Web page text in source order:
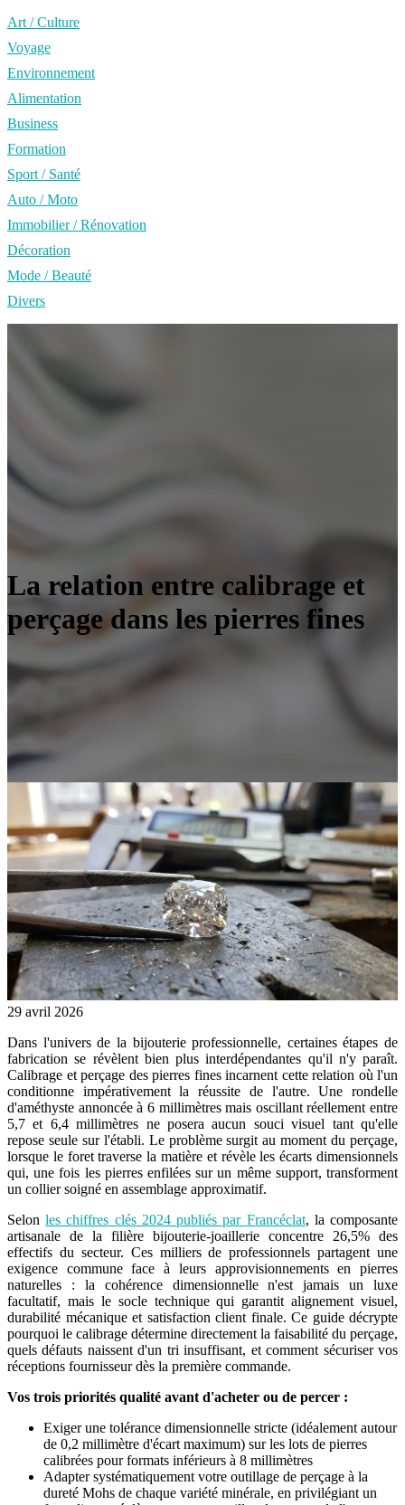
Art / Culture
Voyage
Environnement
Alimentation
Business
Formation
Sport / Santé
Auto / Moto
Immobilier / Rénovation
Décoration
Mode / Beauté
Divers
La relation entre calibrage et
perçage dans les pierres fines
29 avril 2026
Dans l'univers de la bijouterie professionnelle, certaines étapes de
fabrication se révèlent bien plus interdépendantes qu'il n'y paraît.
Calibrage et perçage des pierres fines incarnent cette relation où l'un
conditionne impérativement la réussite de l'autre. Une rondelle
d'améthyste annoncée à 6 millimètres mais oscillant réellement entre
5,7 et 6,4 millimètres ne posera aucun souci visuel tant qu'elle
repose seule sur l'établi. Le problème surgit au moment du perçage,
lorsque le foret traverse la matière et révèle les écarts dimensionnels
qui, une fois les pierres enfilées sur un même support, transforment
un collier soigné en assemblage approximatif.
Selonles chiffres clés 2024 publiés par Francéclat, la composante
artisanale de la filière bijouterie-joaillerie concentre 26,5% des
effectifs du secteur. Ces milliers de professionnels partagent une
exigence commune face à leurs approvisionnements en pierres
naturelles : la cohérence dimensionnelle n'est jamais un luxe
facultatif, mais le socle technique qui garantit alignement visuel,
durabilité mécanique et satisfaction client finale. Ce guide décrypte
pourquoi le calibrage détermine directement la faisabilité du perçage,
quels défauts naissent d'un tri insuffisant, et comment sécuriser vos
réceptions fournisseur dès la première commande.
Vos trois priorités qualité avant d'acheter ou de percer :
Exiger une tolérance dimensionnelle stricte (idéalement autour
de 0,2 millimètre d'écart maximum) sur les lots de pierres
calibrées pour formats inférieurs à 8 millimètres
Adapter systématiquement votre outillage de perçage à la
dureté Mohs de chaque variété minérale, en privilégiant un